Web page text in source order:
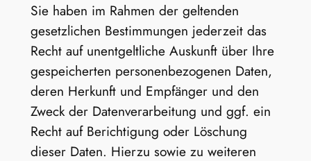
Sie haben im Rahmen der geltenden
gesetzlichen Bestimmungen jederzeit das
Recht auf unentgeltliche Auskunft über Ihre
gespeicherten personenbezogenen Daten,
deren Herkunft und Empfänger und den
Zweck der Datenverarbeitung und ggf. ein
Recht auf Berichtigung oder Löschung
dieser Daten. Hierzu sowie zu weiteren